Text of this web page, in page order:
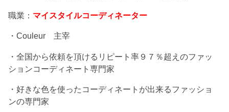
職業： マイスタイルコーディネーター
・Couleur 主宰
・全国から依頼を頂けるリピート率９７％超えのファッ
ションコーディネート専門家
・好きな色を使ったコーディネートが出来るファッショ
ンの専門家